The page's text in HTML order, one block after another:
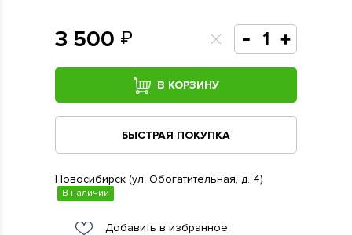
3 500
В КОРЗИНУ
БЫСТРАЯ ПОКУПКА
Новосибирск (ул. Обогатительная, д. 4)
В наличии
Добавить в избранное